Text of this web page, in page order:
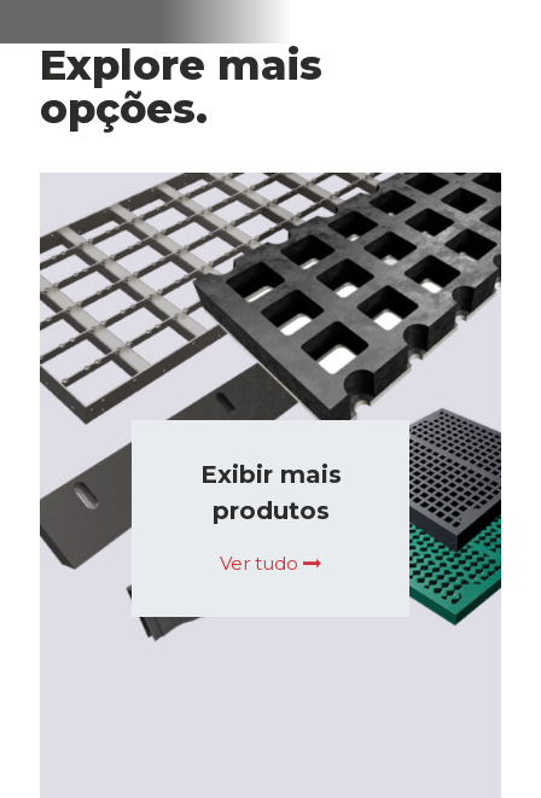
Exibir mais
produtos
Ver tudo
Explore mais
opções.